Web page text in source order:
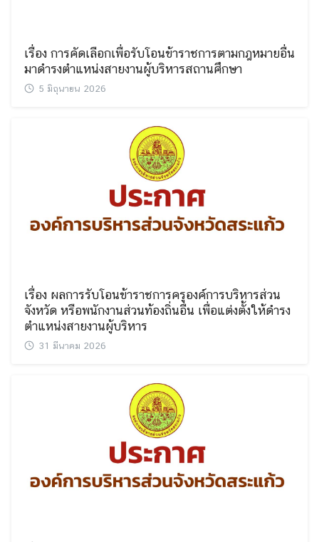
เรื่อง การคัดเลือกเพื่อรับโอนข้าราชการตามกฎหมายอื่น
มาดำรงตำแหน่งสายงานผู้บริหารสถานศึกษา
5 มิถุนายน 2026
เรื่อง ผลการรับโอนข้าราชการครูองค์การบริหารส่วน
จังหวัด หรือพนักงานส่วนท้องถิ่นอื่น เพื่อแต่งตั้งให้ดำรง
ตำแหน่งสายงานผู้บริหาร
31 มีนาคม 2026